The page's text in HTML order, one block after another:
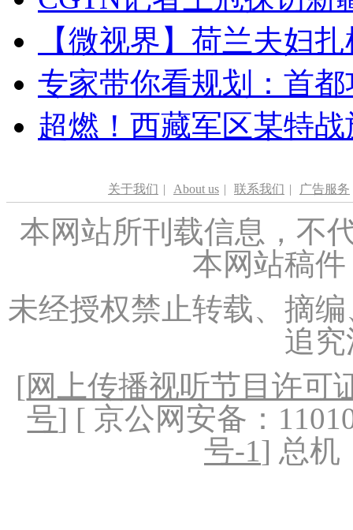
【微视界】荷兰夫妇
专家带你看规划：首
超燃！西藏军区某特
关于我们 | About us | 联系我们 | 广告服务
本网站所刊载信息，不
本网站稿
未经授权禁止转载、摘
追
[网上传播视听节目许可
号] [ 京公网安备：
号-1] 总机